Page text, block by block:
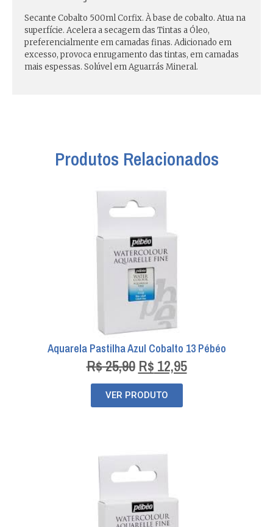
Secante Cobalto 500ml Corfix. À base de cobalto. Atua na
superfície. Acelera a secagem das Tintas a Óleo,
preferencialmente em camadas finas. Adicionado em
excesso, provoca enrugamento das tintas, em camadas
mais espessas. Solúvel em Aguarrás Mineral.
Produtos Relacionados
Aquarela Pastilha Azul Cobalto 13 Pébéo
R$25,90 R$ 12,95
VER PRODUTO